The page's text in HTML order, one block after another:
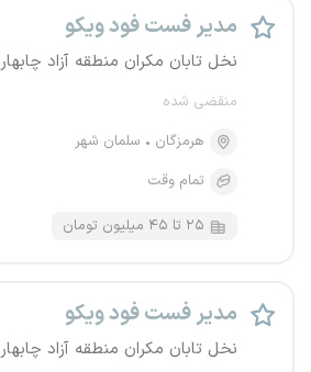
مدیر فست فود ویکو
نخل تابان مکران منطقه آزاد چابهار
منقضی شده
هرمزگان
سلمان شهر
تمام وقت
۲۵ تا ۴۵ میلیون تومان
مدیر فست فود ویکو
نخل تابان مکران منطقه آزاد چابهار